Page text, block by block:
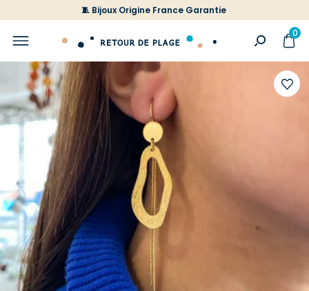
🧵 Bijoux Origine France Garantie
0